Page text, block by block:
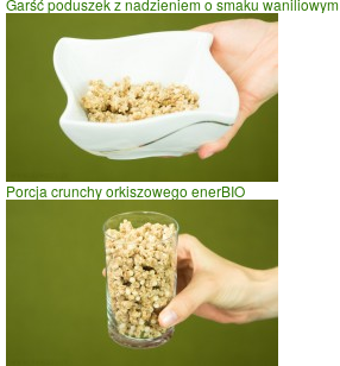
0
prowadzenie samochodu
Garść poduszek z nadzieniem o smaku waniliowym
Porcja crunchy orkiszowego enerBIO